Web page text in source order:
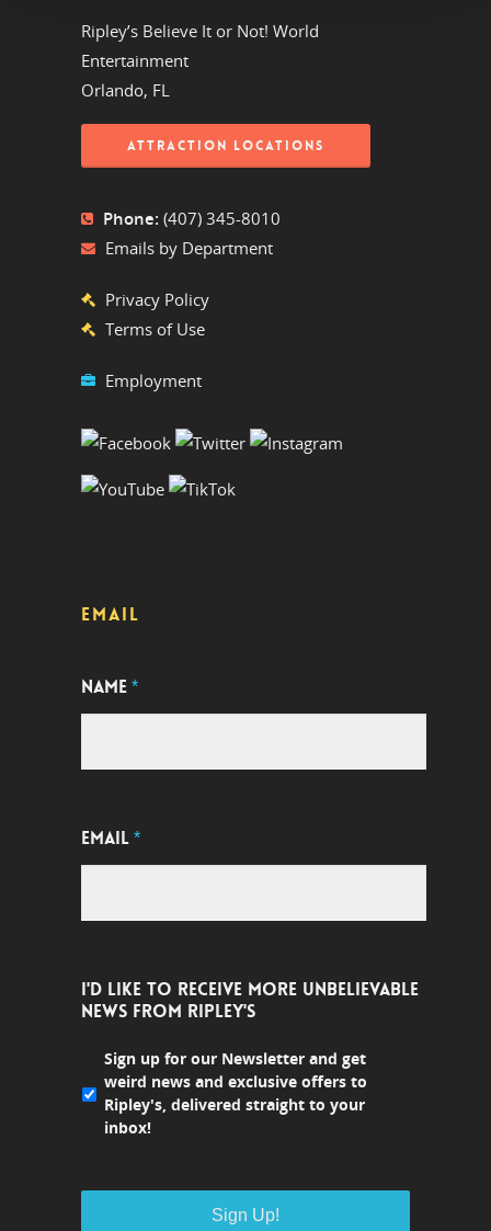
Ripley’s Believe It or Not! World
Entertainment
Orlando, FL
ATTRACTION LOCATIONS
Phone: (407) 345-8010
Emails by Department
Privacy Policy
Terms of Use
Employment
EMAIL
NAME*
EMAIL*
I'D LIKE TO RECEIVE MORE UNBELIEVABLE
NEWS FROM RIPLEY'S
Sign up for our Newsletter and get
weird news and exclusive offers to
Ripley's, delivered straight to your
inbox!